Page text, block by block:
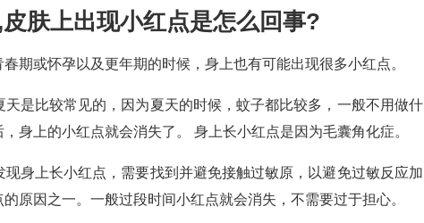
肤上出现小红点是怎么回事?
期或怀孕以及更年期的时候，身上也有可能出现很多小红点。
是比较常见的，因为夏天的时候，蚊子都比较多，一般不用做什
身上的小红点就会消失了。 身上长小红点是因为毛囊角化症。
身上长小红点，需要找到并避免接触过敏原，以避免过敏反应加
原因之一。一般过段时间小红点就会消失，不需要过于担心。